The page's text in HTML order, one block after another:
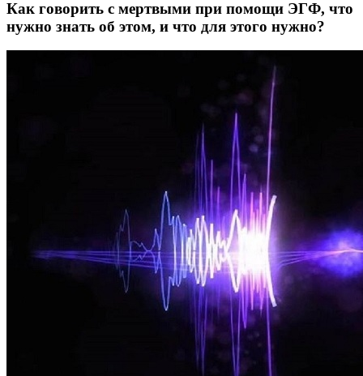
Как говорить с мертвыми при помощи ЭГФ, что
нужно знать об этом, и что для этого нужно?